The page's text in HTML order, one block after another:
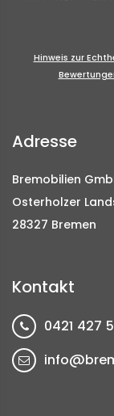
Hinweis zur
Adresse
Bremobilien
Osterholzer
28327 Bremen
Kontakt
0421 427